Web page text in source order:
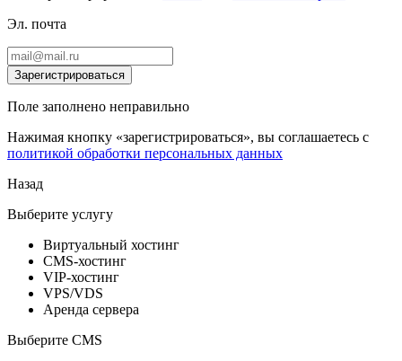
Эл. почта
Зарегистрироваться
Поле заполнено неправильно
Нажимая кнопку «зарегистрироваться», вы соглашаетесь с
политикой обработки персональных данных
Назад
Выберите услугу
Виртуальный хостинг
CMS-хостинг
VIP-хостинг
VPS/VDS
Аренда сервера
Выберите CMS